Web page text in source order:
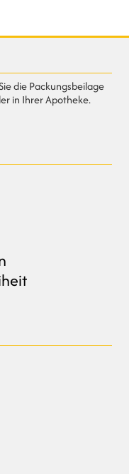
die Packungsbeilage
in Ihrer Apotheke.